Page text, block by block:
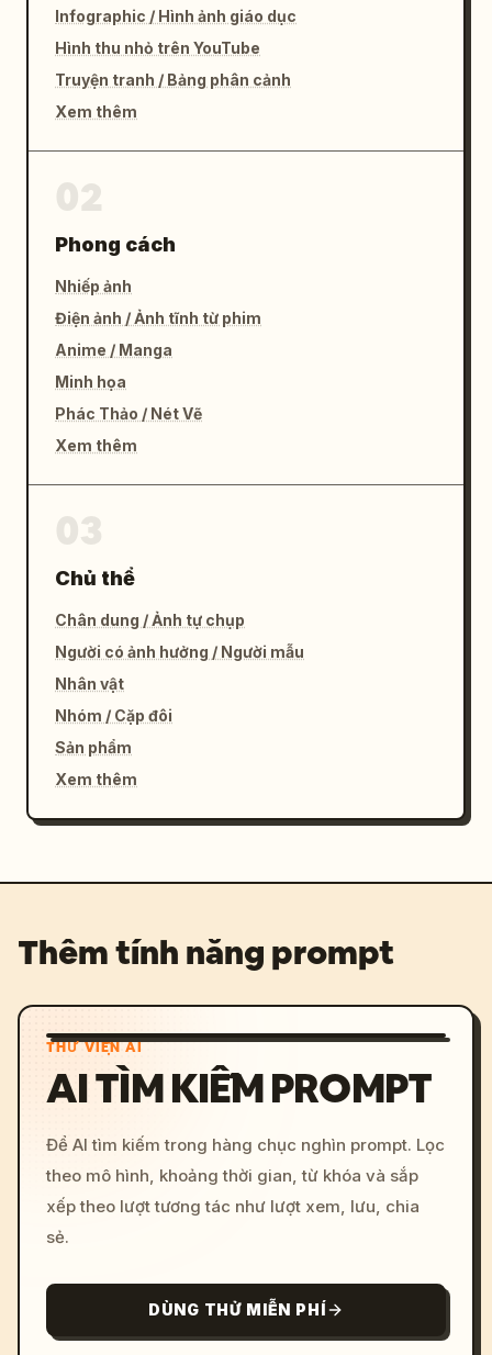
Infographic / Hình ảnh giáo dục
Hình thu nhỏ trên YouTube
Truyện tranh / Bảng phân cảnh
Xem thêm
Phong cách
Nhiếp ảnh
Điện ảnh / Ảnh tĩnh từ phim
Anime / Manga
Minh họa
Phác Thảo / Nét Vẽ
Xem thêm
Chủ thể
Chân dung / Ảnh tự chụp
Người có ảnh hưởng / Người mẫu
Nhân vật
Nhóm / Cặp đôi
Sản phẩm
Xem thêm
Thêm tính năng prompt
THƯ VIỆN AI
AI TÌM KIẾM PROMPT
Để AI tìm kiếm trong hàng chục nghìn prompt. Lọc
theo mô hình, khoảng thời gian, từ khóa và sắp
xếp theo lượt tương tác như lượt xem, lưu, chia
sẻ.
DÙNG THỬ MIỄN PHÍ